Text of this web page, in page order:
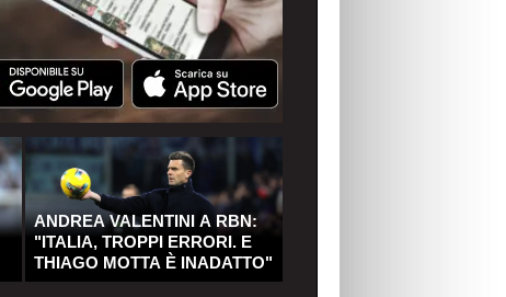
ANDREA VALENTINI A RBN:
"ITALIA, TROPPI ERRORI. E
THIAGO MOTTA È INADATTO"